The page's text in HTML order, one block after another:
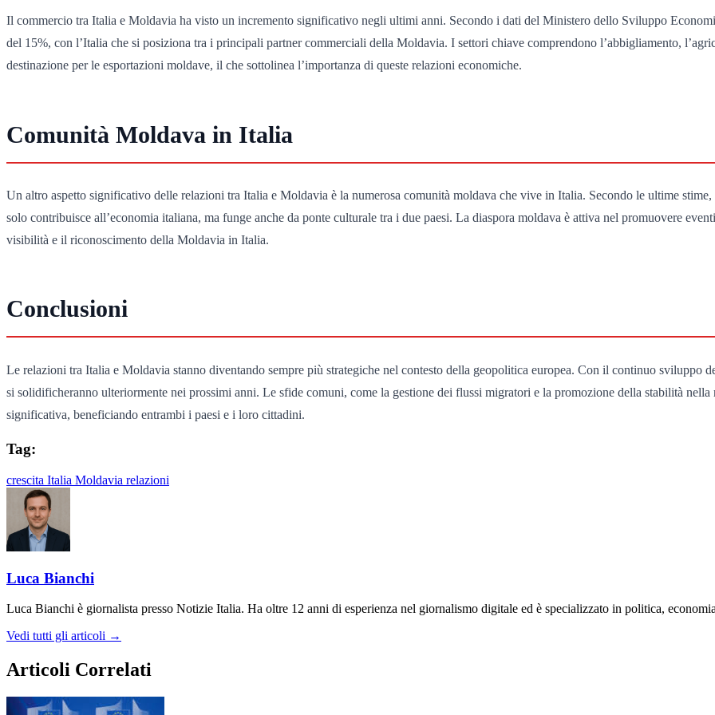
Il commercio tra Italia e Moldavia ha visto un incremento significativo negli ultimi anni. Secondo i dati del Ministero dello Sviluppo
del 15%, con l’Italia che si posiziona tra i principali partner commerciali della Moldavia. I settori chiave comprendono l’abbigliamento,
destinazione per le esportazioni moldave, il che sottolinea l’importanza di queste relazioni economiche.
Comunità Moldava in Italia
Un altro aspetto significativo delle relazioni tra Italia e Moldavia è la numerosa comunità moldava che vive in Italia. Secondo le ultime
solo contribuisce all’economia italiana, ma funge anche da ponte culturale tra i due paesi. La diaspora moldava è attiva nel promuovere
visibilità e il riconoscimento della Moldavia in Italia.
Conclusioni
Le relazioni tra Italia e Moldavia stanno diventando sempre più strategiche nel contesto della geopolitica europea. Con il continuo sviluppo
si solidificheranno ulteriormente nei prossimi anni. Le sfide comuni, come la gestione dei flussi migratori e la promozione della stabilità
significativa, beneficiando entrambi i paesi e i loro cittadini.
Tag:
crescita Italia Moldavia relazioni
Luca Bianchi
Luca Bianchi è giornalista presso Notizie Italia. Ha oltre 12 anni di esperienza nel giornalismo digitale ed è specializzato in politica,
Vedi tutti gli articoli →
Articoli Correlati